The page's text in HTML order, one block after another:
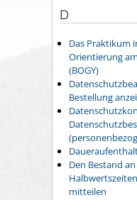
D
Das Praktikum
Orientierung
(BOGY)
Bestellung
Den Bestand
mitteilen